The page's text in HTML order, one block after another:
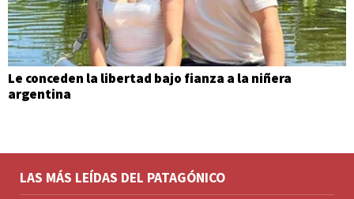
Le conceden la libertad bajo fianza a la niñera
argentina
LAS MÁS LEÍDAS DEL PATAGÓNICO